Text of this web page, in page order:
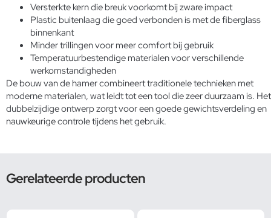
Versterkte kern die breuk voorkomt bij zware impact
Plastic buitenlaag die goed verbonden is met de fiberglass
binnenkant
Minder trillingen voor meer comfort bij gebruik
Temperatuurbestendige materialen voor verschillende
werkomstandigheden
De bouw van de hamer combineert traditionele technieken met
moderne materialen, wat leidt tot een tool die zeer duurzaam is. Het
dubbelzijdige ontwerp zorgt voor een goede gewichtsverdeling en
nauwkeurige controle tijdens het gebruik.
Gerelateerde producten